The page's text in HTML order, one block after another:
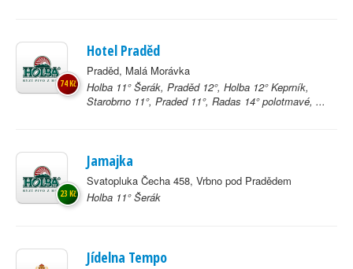
Hotel Praděd
Praděd, Malá Morávka
Holba 11° Šerák, Praděd 12°, Holba 12° Keprník,
Starobrno 11°, Praded 11°, Radas 14° polotmavé, ...
74 Kč
Jamajka
Svatopluka Čecha 458, Vrbno pod Pradědem
Holba 11° Šerák
23 Kč
Jídelna Tempo